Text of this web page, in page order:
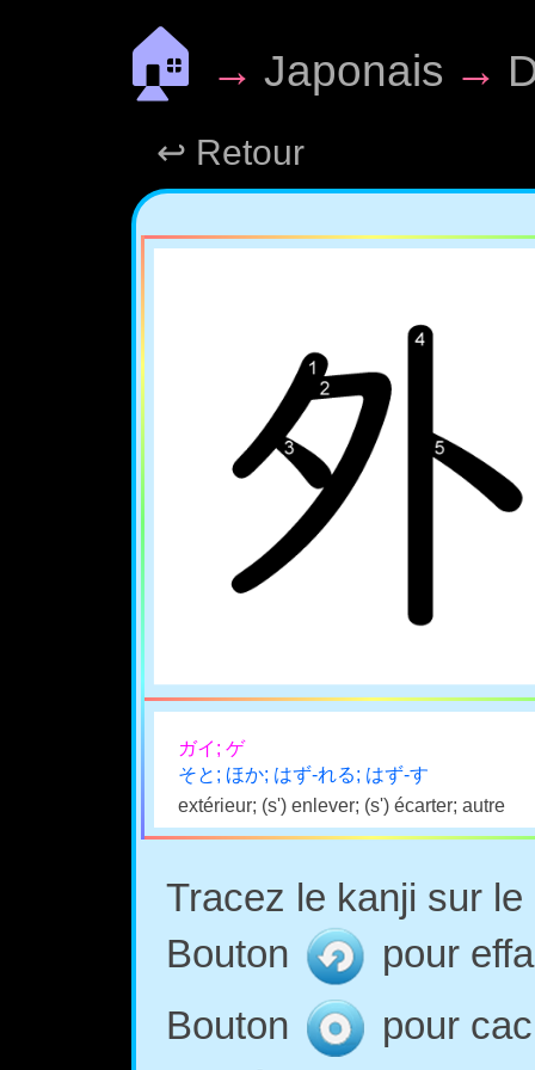
🏠 → Japonais →
↩ Retour
ガイ; ゲ
そと; ほか; はず-れる; はず-す
extérieur; (s') enlever; (s') écarter; autre
Tracez le kanji sur
Bouton
pour
Bouton
pour